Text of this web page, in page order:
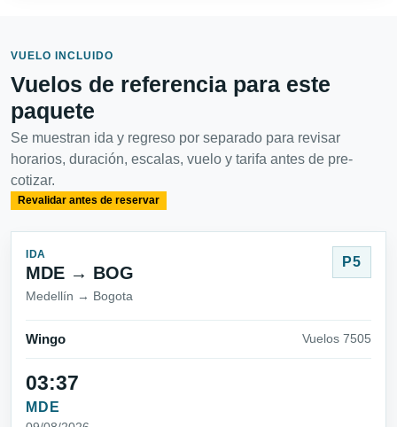
VUELO INCLUIDO
Vuelos de referencia para este
paquete
Se muestran ida y regreso por separado para revisar
horarios, duración, escalas, vuelo y tarifa antes de pre-
cotizar.
Revalidar antes de reservar
IDA
MDE → BOG
Medellín → Bogota
P5
Wingo Vuelos 7505
03:37
MDE